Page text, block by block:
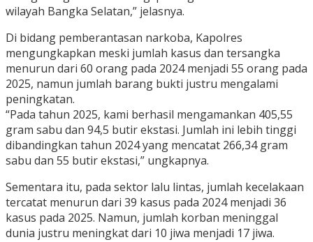
wilayah Bangka Selatan,” jelasnya.
Di bidang pemberantasan narkoba, Kapolres
mengungkapkan meski jumlah kasus dan tersangka
menurun dari 60 orang pada 2024 menjadi 55 orang pada
2025, namun jumlah barang bukti justru mengalami
peningkatan.
“Pada tahun 2025, kami berhasil mengamankan 405,55
gram sabu dan 94,5 butir ekstasi. Jumlah ini lebih tinggi
dibandingkan tahun 2024 yang mencatat 266,34 gram
sabu dan 55 butir ekstasi,” ungkapnya.
Sementara itu, pada sektor lalu lintas, jumlah kecelakaan
tercatat menurun dari 39 kasus pada 2024 menjadi 36
kasus pada 2025. Namun, jumlah korban meninggal
dunia justru meningkat dari 10 jiwa menjadi 17 jiwa.